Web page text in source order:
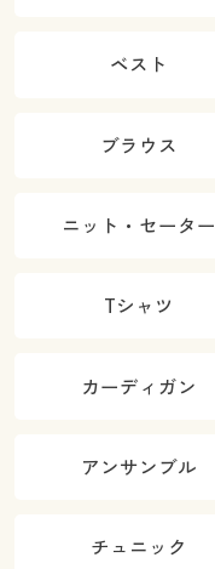
ベスト
ブラウス
ニット・セーター
Tシャツ
カーディガン
アンサンブル
チュニック